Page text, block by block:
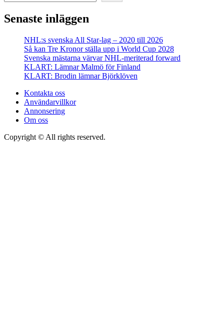
Senaste inläggen
NHL:s svenska All Star-lag – 2020 till 2026
Så kan Tre Kronor ställa upp i World Cup 2028
Svenska mästarna värvar NHL-meriterad forward
KLART: Lämnar Malmö för Finland
KLART: Brodin lämnar Björklöven
Kontakta oss
Användarvillkor
Annonsering
Om oss
Copyright © All rights reserved.